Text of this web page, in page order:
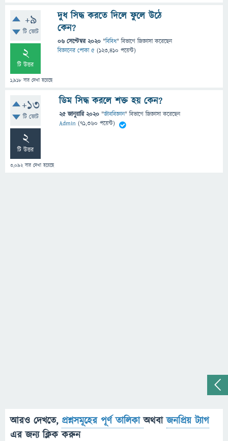
+9
টি ভোট
2
টি উত্তর
1,918 বার দেখা হয়েছে
দুধ সিদ্ধ করতে দিলে ফুলে উঠে
কেন?
06 সেপ্টেম্বর 2020 "বিবিধ" বিভাগে জিজ্ঞাসাকরেছেন
বিজ্ঞানের পোকা ৫ (123,410 পয়েন্ট)
+13
টি ভোট
2
টি উত্তর
3,092বার দেখা হয়েছে
ডিম সিদ্ধ করলে শক্ত হয় কেন?
25 জানুয়ারি 2020 "জীববিজ্ঞান" বিভাগে জিজ্ঞাসাকরেছেন
Admin (71,360 পয়েন্ট)
আরও দেখতে, প্রশ্নসমূহের পূর্ণ তালিকাঅথবাজনপ্রিয় ট্যাগ
এর জন্য ক্লিক করুন